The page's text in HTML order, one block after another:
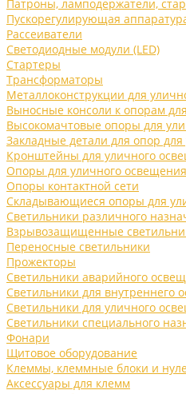
Патроны, ламподержатели,
Пускорегулирующая
Рассеиватели
Светодиодные модули (LED)
Стартеры
Трансформаторы
Металлоконструкции для
Выносные консоли к опорам
Высокомачтовые опоры для
Закладные детали для опор
Кронштейны для уличного
Опоры для уличного освещения
Опоры контактной сети
Складывающиеся опоры для
Светильники различного
Взрывозащищенные
Переносные светильники
Прожекторы
Светильники аварийного
Светильники для внутреннего
Светильники для уличного
Светильники специального
Фонари
Щитовое оборудование
Клеммы, клеммные блоки и
Аксессуары для клемм